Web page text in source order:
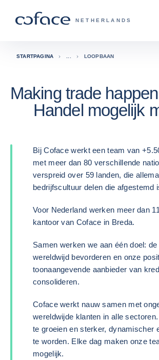
COFACE, FOR
NETHERLANDS
Terug naar startpagina
STARTPAGINA LOOPBAAN
Making trade
Handel mogelijk
Bij Coface werkt een team van
met meer dan 80 verschillende
verspreid over 59 landen, die
bedrijfscultuur delen die afgestemd
Voor Nederland werken meer dan
kantoor van Coface in Breda.
Samen werken we aan één doel: de
wereldwijd bevorderen en onze
toonaangevende aanbieder van
consolideren.
Coface werkt nauw samen met
wereldwijde klanten in alle
te groeien en sterker, dynamischer
te worden. Elke dag maken onze
mogelijk.